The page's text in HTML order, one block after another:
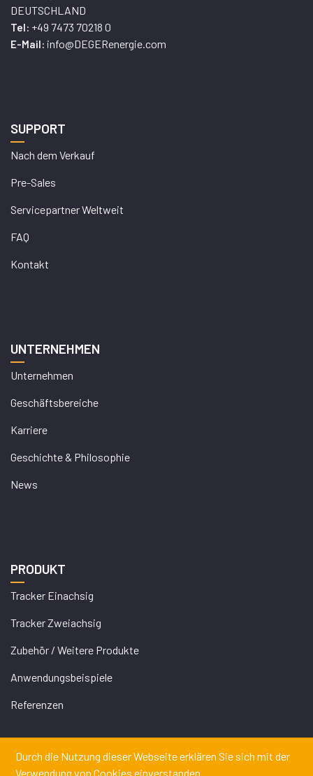
DEUTSCHLAND
Tel: +49 7473 70218 0
E-Mail: info@DEGERenergie.com
SUPPORT
Nach dem Verkauf
Pre-Sales
Servicepartner Weltweit
FAQ
Kontakt
UNTERNEHMEN
Unternehmen
Geschäftsbereiche
Karriere
Geschichte & Philosophie
News
PRODUKT
Tracker Einachsig
Tracker Zweiachsig
Zubehör / Weitere Produkte
Anwendungsbeispiele
Referenzen
Durch die Nutzung dieser Webseite erklären Sie sich mit der
Verwendung von Cookies einverstanden.